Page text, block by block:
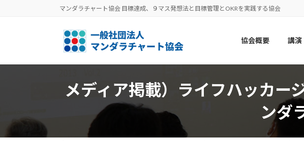
へ
ョ
マンダラチャート協会 目標達成、９マス発想法と目標管理とOKRを実践する協会
協会概要 講演
メディア掲載）ライフハッカー
ンダ